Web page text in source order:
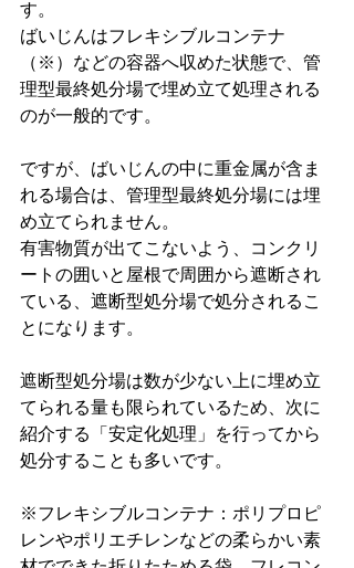
す。
ばいじんはフレキシブルコンテナ
（※）などの容器へ収めた状態で、管
理型最終処分場で埋め立て処理される
のが一般的です。
ですが、ばいじんの中に重金属が含ま
れる場合は、管理型最終処分場には埋
め立てられません。
有害物質が出てこないよう、コンクリ
ートの囲いと屋根で周囲から遮断され
ている、遮断型処分場で処分されるこ
とになります。
遮断型処分場は数が少ない上に埋め立
てられる量も限られているため、次に
紹介する「安定化処理」を行ってから
処分することも多いです。
※フレキシブルコンテナ：ポリプロピ
レンやポリエチレンなどの柔らかい素